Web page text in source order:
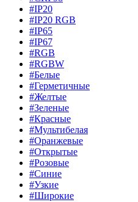
#IP20
#IP20 RGB
#IP65
#IP67
#RGB
#RGBW
#Белые
#Герметичные
#Желтые
#Зеленые
#Красные
#Мультибелая
#Оранжевые
#Открытые
#Розовые
#Синие
#Узкие
#Широкие